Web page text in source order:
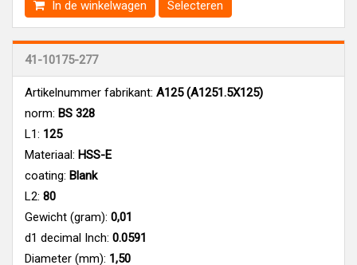
In de winkelwagen
Selecteren
41-10175-277
Artikelnummer fabrikant: A125 (A1251.5X125)
norm: BS 328
L1: 125
Materiaal: HSS-E
coating: Blank
L2: 80
Gewicht (gram): 0,01
d1 decimal Inch: 0.0591
Diameter (mm): 1,50